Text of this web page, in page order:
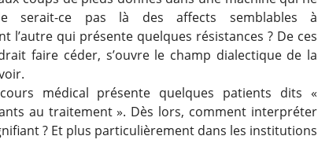
serait-ce pas là des affects semblables à
l’autre qui présente quelques résistances ? De ces
faire céder, s’ouvre le champ dialectique de la
médical présente quelques patients dits «
au traitement ». Dès lors, comment interpréter
? Et plus particulièrement dans les institutions